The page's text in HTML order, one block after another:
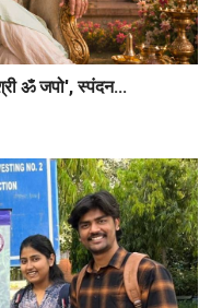
ॐ जपो', स्पंदन...